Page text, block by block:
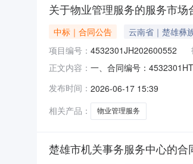
关于物业管理服务的服务市场
中标｜合同公告 云南省｜楚雄彝
项目编号： 4532301JH202600552
正文内容： 一、合同编号：
云南省楚雄彝族自治州楚
发布时间： 2026-06-17 15:39
相关产品：
物业管理服务
楚雄市机关事务服务中心的合